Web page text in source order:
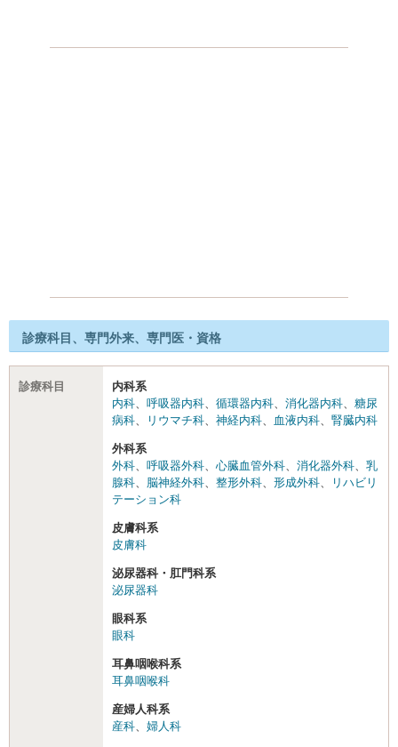
診療科目、専門外来、専門医・資格
診療科目
内科系
内科、 呼吸器内科、 循環器内科、 消化器内科、 糖尿
病科、 リウマチ科、 神経内科、 血液内科、 腎臓内科
外科系
外科、 呼吸器外科、 心臓血管外科、 消化器外科、 乳
腺科、 脳神経外科、 整形外科、 形成外科、
リハビリ
テーション科
皮膚科系
皮膚科
泌尿器科・肛門科系
泌尿器科
眼科系
眼科
耳鼻咽喉科系
耳鼻咽喉科
産婦人科系
産科、 婦人科